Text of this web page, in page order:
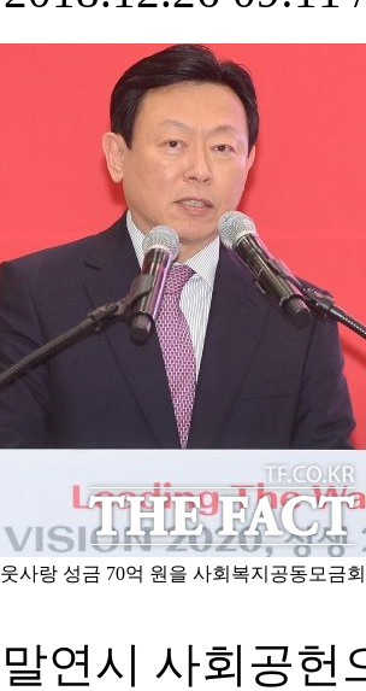
사랑 성금 70억 원을 사회복지공동모금
연시 사회공헌